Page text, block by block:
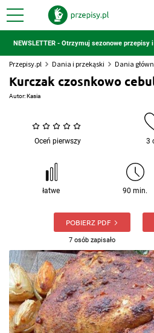
NEWSLETTER - Otrzymuj sezonowe przepisy
Przepisy.pl Dania i przekąski Dania
Kurczak czosnkowo
Autor:Kasia
Oceń pierwszy 3
łatwe 90 min.
POBIERZ PDF
7 osób zapisało